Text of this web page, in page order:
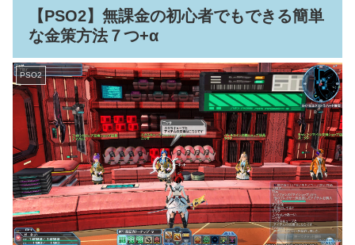
【PSO2】無課金の初心者でもできる簡単
な金策方法７つ+α
PSO2